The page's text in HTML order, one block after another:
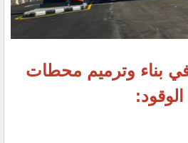
بناء وترميم محطات
الوقود: